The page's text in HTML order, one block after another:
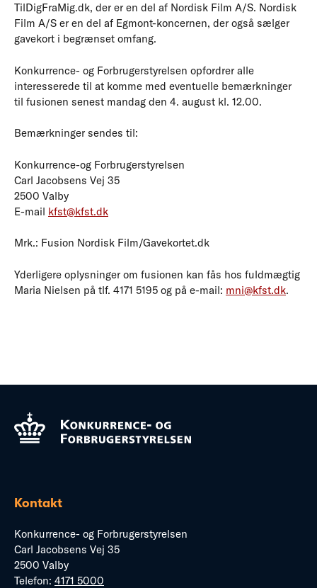
TilDigFraMig.dk, der er en del af Nordisk Film A/S. Nordisk
Film A/S er en del af Egmont-koncernen, der også sælger
gavekort i begrænset omfang.
Konkurrence- og Forbrugerstyrelsen opfordrer alle
interesserede til at komme med eventuelle bemærkninger
til fusionen senest mandag den 4. august kl. 12.00.
Bemærkninger sendes til:
Konkurrence-og Forbrugerstyrelsen
Carl Jacobsens Vej 35
2500 Valby
E-mail kfst@kfst.dk
Mrk.: Fusion Nordisk Film/Gavekortet.dk
Yderligere oplysninger om fusionen kan fås hos fuldmægtig
Maria Nielsen på tlf. 4171 5195 og på e-mail: mni@kfst.dk.
Kontakt
Konkurrence- og Forbrugerstyrelsen
Carl Jacobsens Vej 35
2500 Valby
Telefon: 4171 5000